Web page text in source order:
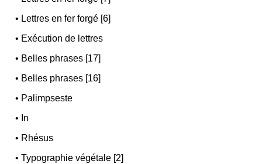
• Lettres en fer forgé [6]
• Exécution de lettres
• Belles phrases [17]
• Belles phrases [16]
• Palimpseste
• In
• Rhésus
•Typographie végétale [2]